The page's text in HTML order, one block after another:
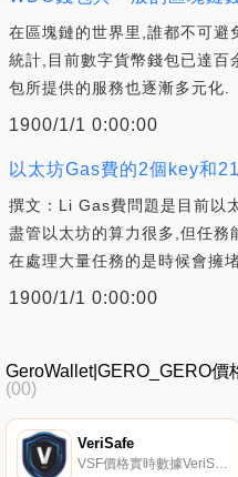
在區塊鏈的世界里,誰都不可
統計,目前數字貨幣錢包已達百
包所提供的服務也逐漸多元化.
1900/1/1 0:00:00
以太坊Gas費的2個key和
撰文：Li Gas費問題是目前以
盡管以太坊的算力很多,但任務
在處理大量任務的是時候會擁
1900/1/1 0:00:00
GeroWallet|GERO_GERO
(00)
VeriSafe
VSF價格實時數據VeriSafe提供焦點網絡；Dex即服務”；,代幣團隊可以在那里推出自己的DEX.